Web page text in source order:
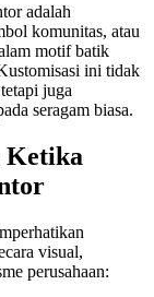
adalah
komunitas, atau
motif batik
ini tidak
juga
seragam biasa.
Ketika
visual,
perusahaan: